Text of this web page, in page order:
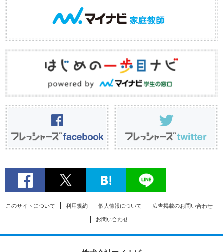
このサイトについて 利用規約 個人情報について 広告掲載のお問い合わせ
お問い合わせ